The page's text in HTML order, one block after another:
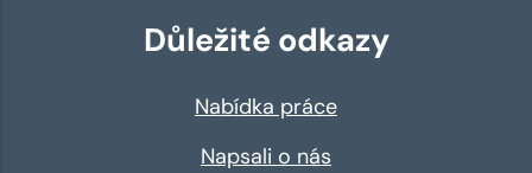
Důležité odkazy
Nabídka práce
Napsali o nás